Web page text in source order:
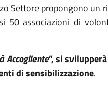
Settore propongono un
50 associazioni di
Accogliente”, si
di sensibilizzazione.